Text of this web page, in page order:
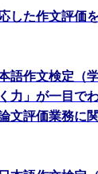
した作文評価
語作文検定（学
力」が一目で
文評価業務に